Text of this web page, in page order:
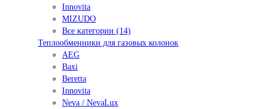
Innovita
MIZUDO
Все категории (14)
Теплообменники для газовых колонок
AEG
Baxi
Beretta
Innovita
Neva / NevaLux